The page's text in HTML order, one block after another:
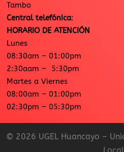
Tambo
Central telefónica:
HORARIO DE ATENCIÓN
Lunes
08:30am – 01:00pm
2:30aam – 5:30pm
Martes a Viernes
08:00am – 01:00pm
02:30pm – 05:30pm
© 2026 UGEL Huancayo –